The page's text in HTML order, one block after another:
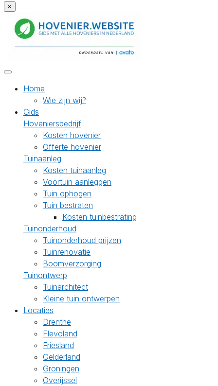
×
Home
Wie zijn wij?
Gids
Hoveniersbedrijf
Kosten hovenier
Offerte hovenier
Tuinaanleg
Kosten tuinaanleg
Voortuin aanleggen
Tuin ophogen
Tuin bestraten
Kosten tuinbestrating
Tuinonderhoud
Tuinonderhoud prijzen
Tuinrenovatie
Boomverzorging
Tuinontwerp
Tuinarchitect
Kleine tuin ontwerpen
Locaties
Drenthe
Flevoland
Friesland
Gelderland
Groningen
Overijssel